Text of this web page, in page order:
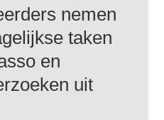
nemen
taken
en
uit